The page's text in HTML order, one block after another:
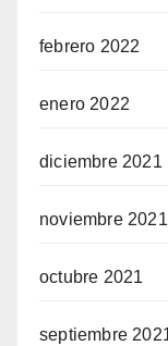
febrero 2022
enero 2022
diciembre 2021
noviembre 2021
octubre 2021
septiembre